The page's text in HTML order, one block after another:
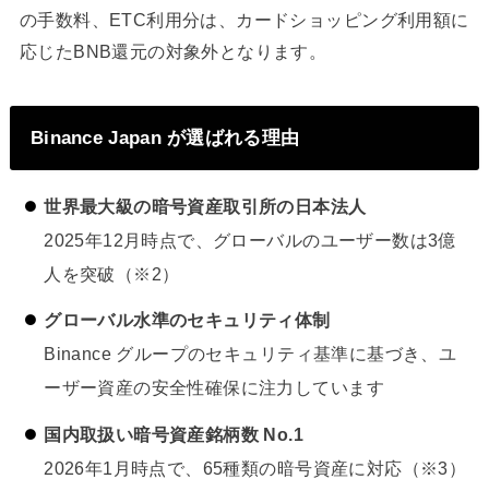
の手数料、ETC利用分は、カードショッピング利用額に
応じたBNB還元の対象外となります。
Binance Japan が選ばれる理由
世界最大級の暗号資産取引所の日本法人
2025年12月時点で、グローバルのユーザー数は3億
人を突破（※2）
グローバル水準のセキュリティ体制
Binance グループのセキュリティ基準に基づき、ユ
ーザー資産の安全性確保に注力しています
国内取扱い暗号資産銘柄数 No.1
2026年1月時点で、65種類の暗号資産に対応（※3）